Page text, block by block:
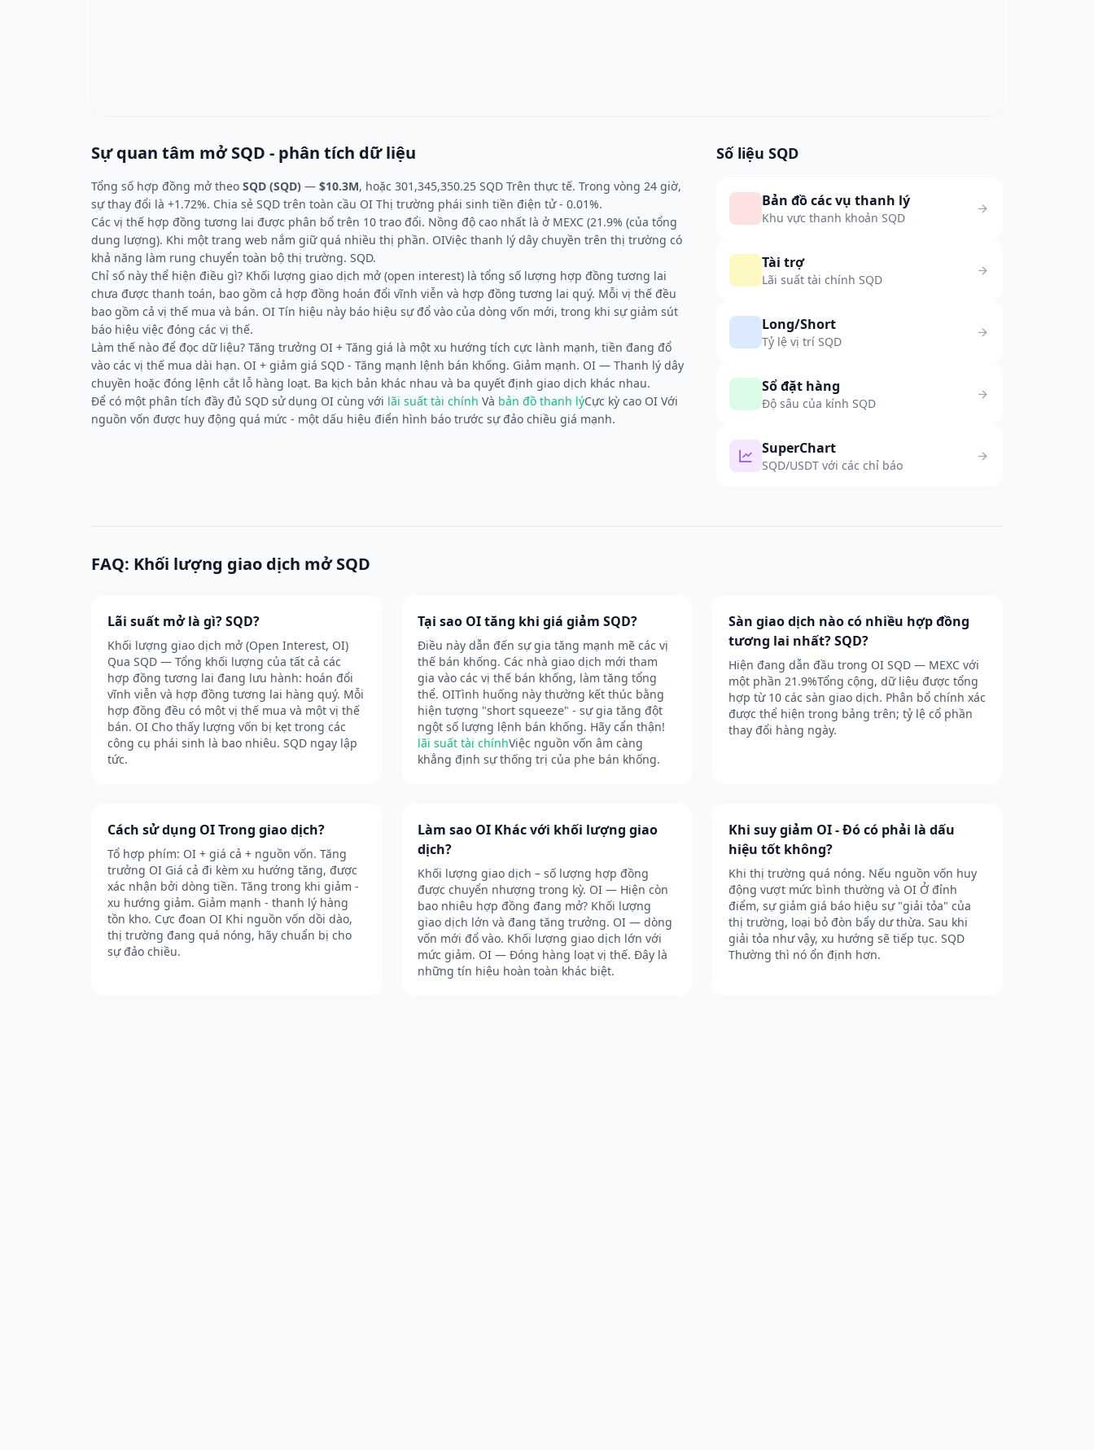
Sự quan tâm mở SQD - phân tích dữ liệu
Tổng số hợp đồng mở theo SQD (SQD) — $10.3M, hoặc 301,345,350.25 SQD Trên thực tế. Trong vòng 24 giờ,
sự thay đổi là +1.72%. Chia sẻ SQD trên toàn cầu OI Thị trường phái sinh tiền điện tử - 0.01%.
Các vị thế hợp đồng tương lai được phân bổ trên 10 trao đổi. Nồng độ cao nhất là ở MEXC (21.9% (của tổng
dung lượng). Khi một trang web nắm giữ quá nhiều thị phần. OIViệc thanh lý dây chuyền trên thị trường có
khả năng làm rung chuyển toàn bộ thị trường. SQD.
Chỉ số này thể hiện điều gì? Khối lượng giao dịch mở (open interest) là tổng số lượng hợp đồng tương lai
chưa được thanh toán, bao gồm cả hợp đồng hoán đổi vĩnh viễn và hợp đồng tương lai quý. Mỗi vị thế đều
bao gồm cả vị thế mua và bán. OI Tín hiệu này báo hiệu sự đổ vào của dòng vốn mới, trong khi sự giảm sút
báo hiệu việc đóng các vị thế.
Làm thế nào để đọc dữ liệu? Tăng trưởng OI + Tăng giá là một xu hướng tích cực lành mạnh, tiền đang đổ
vào các vị thế mua dài hạn. OI + giảm giá SQD - Tăng mạnh lệnh bán khống. Giảm mạnh. OI — Thanh lý dây
chuyền hoặc đóng lệnh cắt lỗ hàng loạt. Ba kịch bản khác nhau và ba quyết định giao dịch khác nhau.
Để có một phân tích đầy đủ SQD sử dụng OI cùng với lãi suất tài chính Và bản đồ thanh lýCực kỳ cao OI Với
nguồn vốn được huy động quá mức - một dấu hiệu điển hình báo trước sự đảo chiều giá mạnh.
Số liệu SQD
Bản đồ các vụ thanh lý
Khu vực thanh khoản SQD
Tài trợ
Lãi suất tài chính SQD
Long/Short
Tỷ lệ vị trí SQD
Sổ đặt hàng
Độ sâu của kính SQD
SuperChart
SQD/USDT với các chỉ báo
FAQ: Khối lượng giao dịch mở SQD
Lãi suất mở là gì? SQD?
Khối lượng giao dịch mở (Open Interest, OI)
Qua SQD — Tổng khối lượng của tất cả các
hợp đồng tương lai đang lưu hành: hoán đổi
vĩnh viễn và hợp đồng tương lai hàng quý. Mỗi
hợp đồng đều có một vị thế mua và một vị thế
bán. OI Cho thấy lượng vốn bị kẹt trong các
công cụ phái sinh là bao nhiêu. SQD ngay lập
tức.
Tại sao OI tăng khi giá giảm SQD?
Điều này dẫn đến sự gia tăng mạnh mẽ các vị
thế bán khống. Các nhà giao dịch mới tham
gia vào các vị thế bán khống, làm tăng tổng
thể. OITình huống này thường kết thúc bằng
hiện tượng "short squeeze" - sự gia tăng đột
ngột số lượng lệnh bán khống. Hãy cẩn thận!
lãi suất tài chínhViệc nguồn vốn âm càng
khẳng định sự thống trị của phe bán khống.
Sàn giao dịch nào có nhiều hợp đồng
tương lai nhất? SQD?
Hiện đang dẫn đầu trong OI SQD — MEXC với
một phần 21.9%Tổng cộng, dữ liệu được tổng
hợp từ 10 các sàn giao dịch. Phân bổ chính xác
được thể hiện trong bảng trên; tỷ lệ cổ phần
thay đổi hàng ngày.
Cách sử dụng OI Trong giao dịch?
Tổ hợp phím: OI + giá cả + nguồn vốn. Tăng
trưởng OI Giá cả đi kèm xu hướng tăng, được
xác nhận bởi dòng tiền. Tăng trong khi giảm -
xu hướng giảm. Giảm mạnh - thanh lý hàng
tồn kho. Cực đoan OI Khi nguồn vốn dồi dào,
thị trường đang quá nóng, hãy chuẩn bị cho
sự đảo chiều.
Làm sao OI Khác với khối lượng giao
dịch?
Khối lượng giao dịch – số lượng hợp đồng
được chuyển nhượng trong kỳ. OI — Hiện còn
bao nhiêu hợp đồng đang mở? Khối lượng
giao dịch lớn và đang tăng trưởng. OI — dòng
vốn mới đổ vào. Khối lượng giao dịch lớn với
mức giảm. OI — Đóng hàng loạt vị thế. Đây là
những tín hiệu hoàn toàn khác biệt.
Khi suy giảm OI - Đó có phải là dấu
hiệu tốt không?
Khi thị trường quá nóng. Nếu nguồn vốn huy
động vượt mức bình thường và OI Ở đỉnh
điểm, sự giảm giá báo hiệu sự "giải tỏa" của
thị trường, loại bỏ đòn bẩy dư thừa. Sau khi
giải tỏa như vậy, xu hướng sẽ tiếp tục. SQD
Thường thì nó ổn định hơn.